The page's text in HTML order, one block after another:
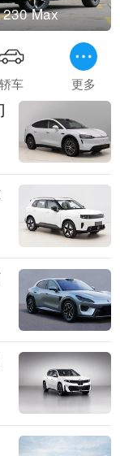
Max
轿车 更多